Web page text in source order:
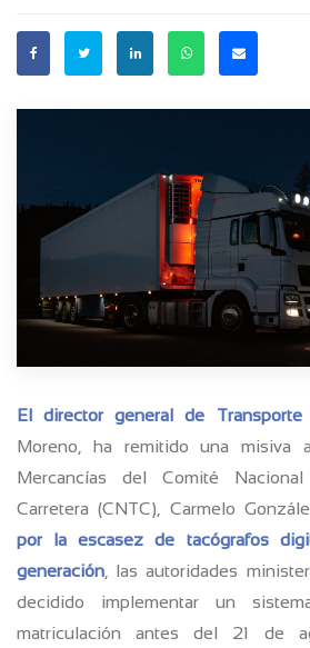
El director general de Transporte
Moreno, ha remitido una
Mercancías del Comité
Carretera (CNTC), Carmelo
por la escasez de tacógrafos
generación , las autoridades
decidido implementar un
matriculación antes del 21 de